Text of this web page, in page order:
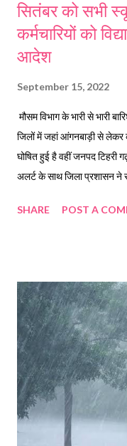
सितंबर को सभी
कर्मचारियों को
आदेश
September 15, 2022
मौसम विभाग के भारी से भारी
जिलों में जहां आंगनबाड़ी से लेकर
घोषित हुई है वहीं जनपद टिहरी
अलर्ट के साथ जिला प्रशासन ने
17 सितंबर को राज्य के सभी
16 सितंबर को छुट्टी रखने के
विभाग द्वारा 16 व 17 सितंबर
व 17 सितंबर को आंगनबाड़ी
के साथ ...
SHARE POST A